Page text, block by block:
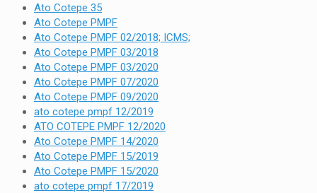
Ato Cotepe 35
Ato Cotepe PMPF
Ato Cotepe PMPF 02/2018; ICMS;
Ato Cotepe PMPF 03/2018
Ato Cotepe PMPF 03/2020
Ato Cotepe PMPF 07/2020
Ato Cotepe PMPF 09/2020
ato cotepe pmpf 12/2019
ATO COTEPE PMPF 12/2020
Ato Cotepe PMPF 14/2020
Ato Cotepe PMPF 15/2019
Ato Cotepe PMPF 15/2020
ato cotepe pmpf 17/2019